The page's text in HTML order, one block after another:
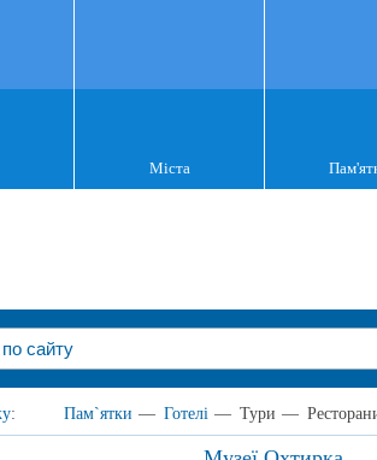
Міста
: Пам`ятки — Готелі — Тури —